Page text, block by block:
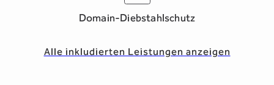
Domain-Diebstahlschutz
Alle inkludierten Leistungen anzeigen